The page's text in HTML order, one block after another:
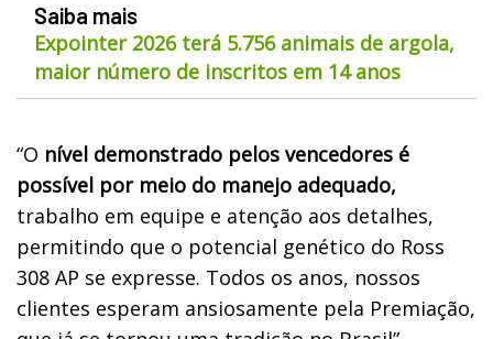
Saiba mais
Expointer 2026 terá 5.756 animais de argola,
maior número de inscritos em 14 anos
“O nível demonstrado pelos vencedores é
possível por meio do manejo adequado,
trabalho em equipe e atenção aos detalhes,
permitindo que o potencial genético do Ross
308 AP se expresse. Todos os anos, nossos
clientes esperam ansiosamente pela Premiação,